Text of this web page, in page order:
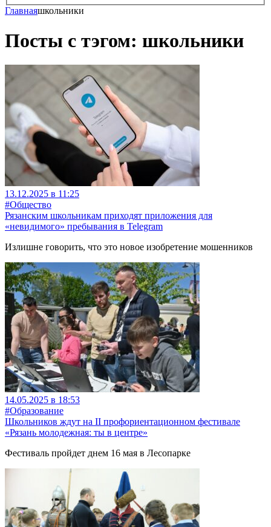
Главнаяшкольники
Посты с тэгом: школьники
13.12.2025 в 11:25
#Общество
Рязанским школьникам приходят приложения для
«невидимого» пребывания в Telegram
Излишне говорить, что это новое изобретение мошенников
14.05.2025 в 18:53
#Образование
Школьников ждут на II профориентационном фестивале
«Рязань молодежная: ты в центре»
Фестиваль пройдет днем 16 мая в Лесопарке